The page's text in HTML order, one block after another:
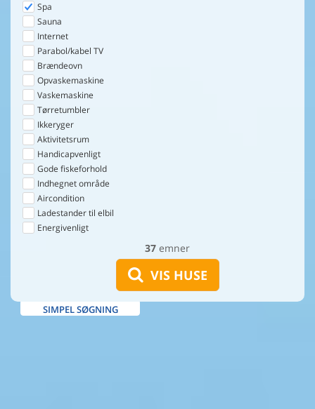
37 emner
VIS HUSE
Spa
Sauna
Internet
Parabol/kabel TV
Brændeovn
Opvaskemaskine
Vaskemaskine
Tørretumbler
Ikkeryger
Aktivitetsrum
Handicapvenligt
Gode fiskeforhold
Indhegnet område
Aircondition
Ladestander til elbil
Energivenligt
SIMPEL SØGNING